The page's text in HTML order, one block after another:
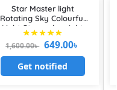
Star Master light
Rotating Sky Colourful
Light Starry sky night
light projector Star and
moonlight Table Lamp
1,600.00৳ 649.00৳
Get notified